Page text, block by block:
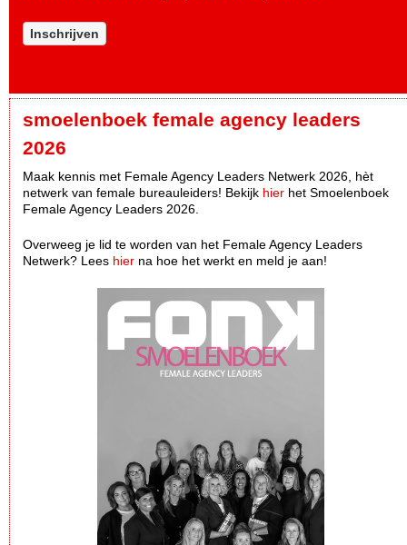
Inschrijven
smoelenboek female agency leaders
2026
Maak kennis met Female Agency Leaders Netwerk 2026, hèt
netwerk van female bureauleiders! Bekijk hier het Smoelenboek
Female Agency Leaders 2026.
Overweeg je lid te worden van het Female Agency Leaders
Netwerk? Lees hier na hoe het werkt en meld je aan!